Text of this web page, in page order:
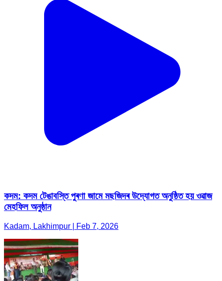
কদম: কদম টেঙাবস্তি পুৰণা জামে মছজিদৰ উদ্যোগত অনুষ্ঠিত হয় ওৱাজ
মেহফিল অনুষ্ঠান
Kadam, Lakhimpur | Feb 7, 2026